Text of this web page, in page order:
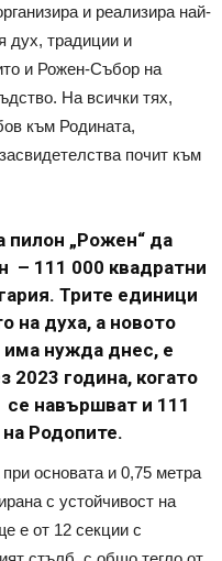
и реализира най-
дух, традиции и
и Рожен-Събор на
На всички тях,
към Родината,
почит към
„Рожен“ да
– 111 000 квадратни
Трите единици
на духа, а новото
има нужда днес, е
2023 година, когато
навършват и 111
Родопите.
основата и 0,75 метра
с устойчивост на
е от 12 секции с